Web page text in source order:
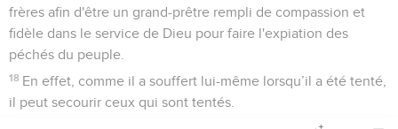
frères afin d'être un grand-prêtre rempli de compassion et
fidèle dans le service de Dieu pour faire l'expiation des
péchés du peuple.
18 En effet, comme il a souffert lui-même lorsqu’il a été tenté,
il peut secourir ceux qui sont tentés.